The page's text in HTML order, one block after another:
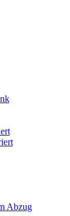
Abzug